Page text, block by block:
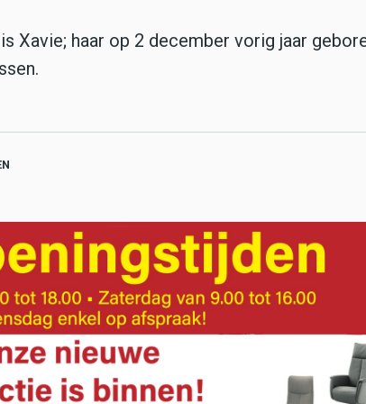
Xavie; haar op 2 december vorig jaar